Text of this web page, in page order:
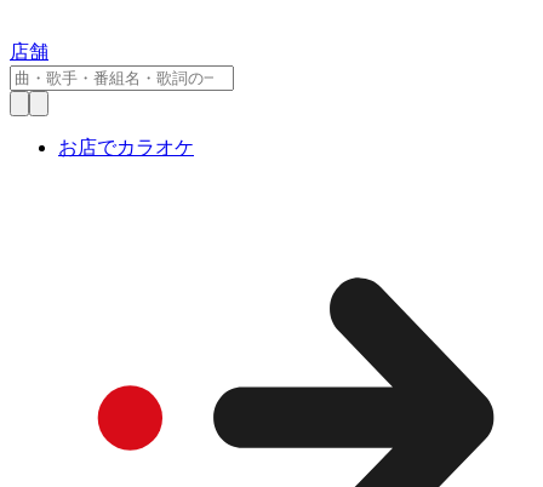
店舗
お店でカラオケ